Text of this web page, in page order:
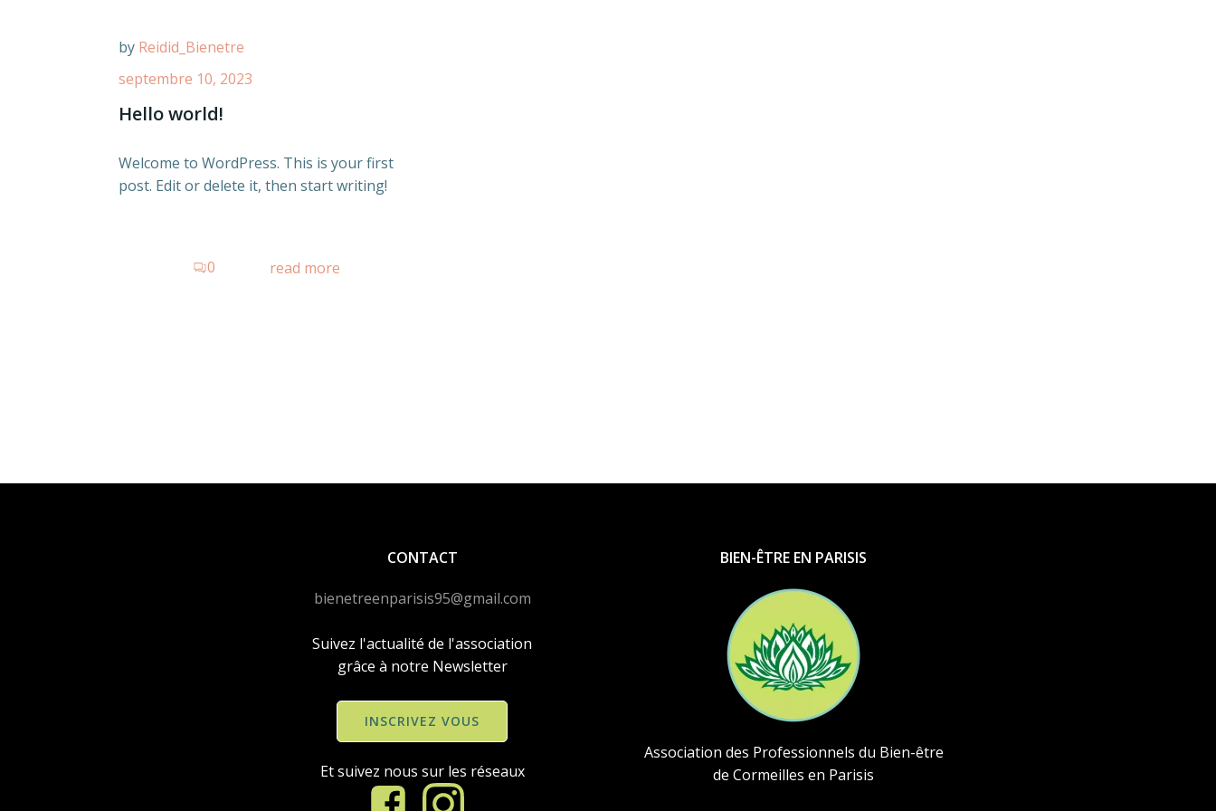
by Reidid_Bienetre
septembre 10, 2023
Hello world!
Welcome to WordPress. This is your first
post. Edit or delete it, then start writing!
0 read more
CONTACT
bienetreenparisis95@gmail.com
Suivez l'actualité de l'association
grâce à notre Newsletter
INSCRIVEZ VOUS
Et suivez nous sur les réseaux
BIEN-ÊTRE EN PARISIS
Association des Professionnels du Bien-être
de Cormeilles en Parisis